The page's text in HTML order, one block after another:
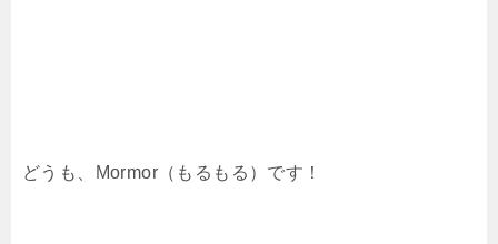
どうも、Mormor（もるもる）です！